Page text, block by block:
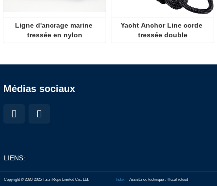
Ligne d'ancrage marine
tressée en nylon
Yacht Anchor Line corde
tressée double
Médias sociaux
LIENS:
Copyright © 2020-2025 Taian Rope Limited Co., Ltd. Assistance technique：Huazhicloud
Index